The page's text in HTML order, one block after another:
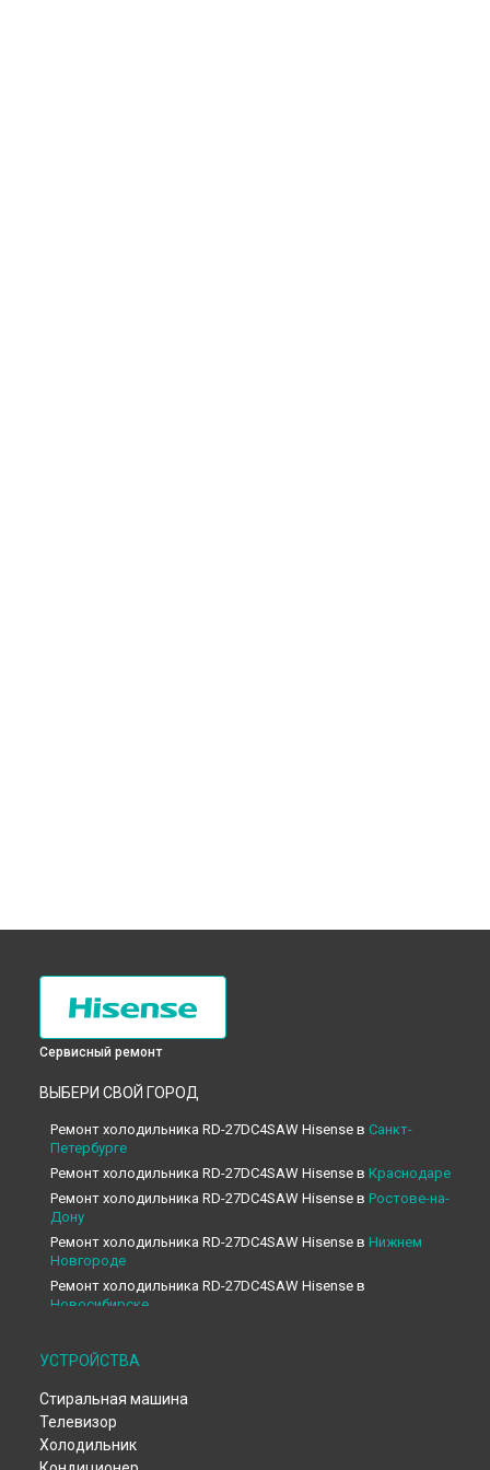
Сервисный ремонт
ВЫБЕРИ СВОЙ ГОРОД
Ремонт холодильника RD-27DC4SAW Hisense в Санкт-
Петербурге
Ремонт холодильника RD-27DC4SAW Hisense в Краснодаре
Ремонт холодильника RD-27DC4SAW Hisense в Ростове-на-
Дону
Ремонт холодильника RD-27DC4SAW Hisense в Нижнем
Новгороде
Ремонт холодильника RD-27DC4SAW Hisense в
Новосибирске
Ремонт холодильника RD-27DC4SAW Hisense в
Ремонт холодильника RD-27DC4SAW Hisense в
Ремонт холодильника RD-27DC4SAW Hisense в
Ремонт холодильника RD-27DC4SAW Hisense в
УСТРОЙСТВА
Стиральная машина
Телевизор
Холодильник